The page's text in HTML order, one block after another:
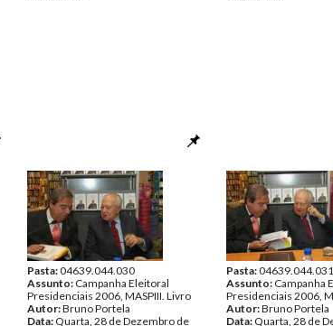
Pasta:04639.044.030
Assunto: Campanha Eleitoral
Presidenciais 2006, MASPIII. Livro
Autor:Bruno Portela
Data: Quarta, 28 de Dezembro de
Pasta:04639.044.031
Assunto: Campanha
Presidenciais 2006,
Autor:Bruno Portela
Data: Quarta, 28 de